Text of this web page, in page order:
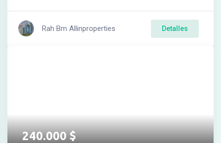
Rah Bm Allinproperties Detalles
240.000$